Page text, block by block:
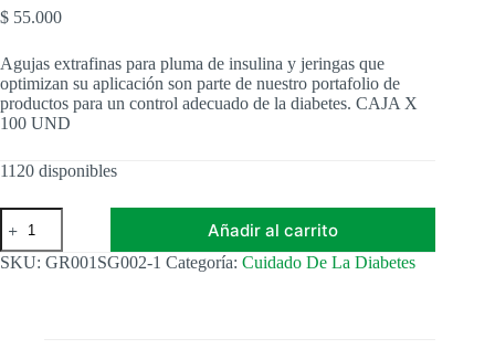
$ 55.000
Agujas extrafinas para pluma de insulina y jeringas que
optimizan su aplicación son parte de nuestro portafolio de
productos para un control adecuado de la diabetes. CAJA X
100 UND
1120 disponibles
GLUCOQUICK®
AGUJAS
PARA
PLUMAS
Añadir al carrito
SKU: GR001SG002-1 Categoría: Cuidado De La Diabetes